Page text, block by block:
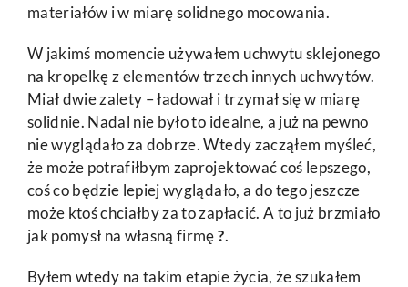
materiałów i w miarę solidnego mocowania.
W jakimś momencie używałem uchwytu sklejonego
na kropelkę z elementów trzech innych uchwytów.
Miał dwie zalety – ładował i trzymał się w miarę
solidnie. Nadal nie było to idealne, a już na pewno
nie wyglądało za dobrze. Wtedy zacząłem myśleć,
że może potrafiłbym zaprojektować coś lepszego,
coś co będzie lepiej wyglądało, a do tego jeszcze
może ktoś chciałby za to zapłacić. A to już brzmiało
jak pomysł na własną firmę?.
Byłem wtedy na takim etapie życia, że szukałem